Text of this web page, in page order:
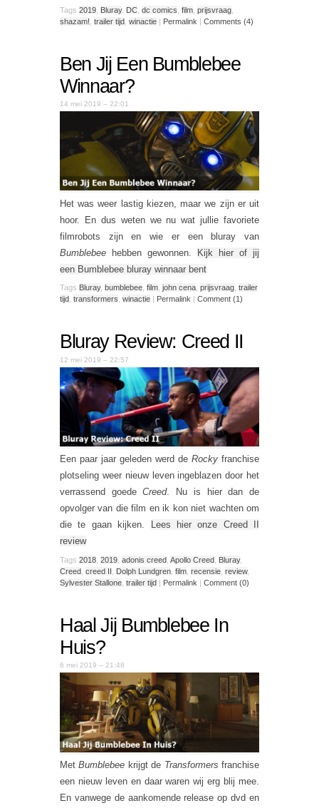
Tags 2019 Bluray, DC dc comics film prijsvraag
shazam! trailer tijd winactie | Permalink | Comments (4)
Ben Jij Een Bumblebee
Winnaar?
14 mei 2019 – 22:01
Het was weer lastig kiezen, maar we zijn er uit
hoor. En dus weten we nu wat jullie favoriete
filmrobots zijn en wie er een bluray van
Bumblebee hebben gewonnen.
Kijk hier of jij
een Bumblebee bluray winnaar bent
Tags Bluray, bumblebee film john cena prijsvraag trailer
tijd transformers winactie Permalink Comment (1)
Bluray Review: Creed II
12 mei 2019 – 22:57
Een paar jaar geleden werd de Rocky franchise
plotseling weer nieuw leven ingeblazen door het
verrassend goedeCreed. Nu is hier dan de
opvolger van die film en ik kon niet wachten om
die te gaan kijken.
Lees hier onze Creed II
review
Tags 2018 2019 adonis creed Apollo Creed Bluray,
Creed creed II Dolph Lundgren film recensie review,
Sylvester Stallone trailer tijd | Permalink | Comment (0)
Haal Jij Bumblebee In
Huis?
6 mei 2019 – 21:48
MetBumblebee krijgt de Transformers franchise
een nieuw leven en daar waren wij erg blij mee.
En vanwege de aankomende release op dvd en